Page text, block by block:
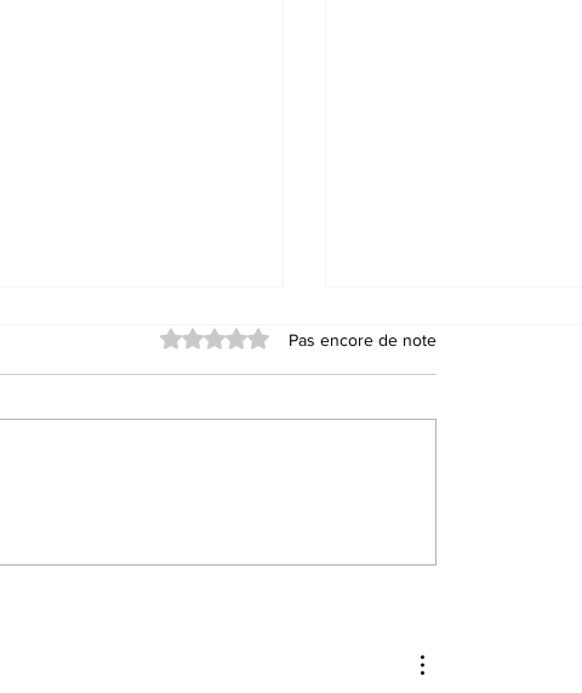
SURTOUT !
MALAISE
Noté 0 étoile sur 5.Pas encore de note